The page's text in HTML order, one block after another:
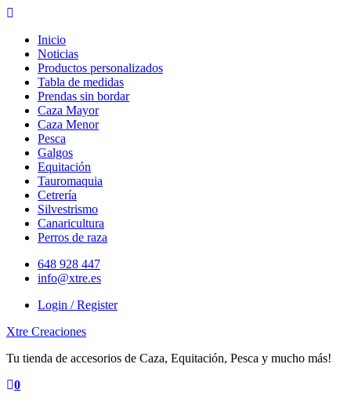
Skip
contentInicio
Noticias
Productos personalizados
Tabla de medidas
Prendas sin bordar
Caza Mayor
Caza Menor
Pesca
Galgos
Equitación
Tauromaquia
Cetrería
Silvestrismo
Canaricultura
Perros de raza
648 928 447
info@xtre.es
Login / Register
Xtre Creaciones
Tu tienda de accesorios de Caza, Equitación, Pesca y mucho más!
0